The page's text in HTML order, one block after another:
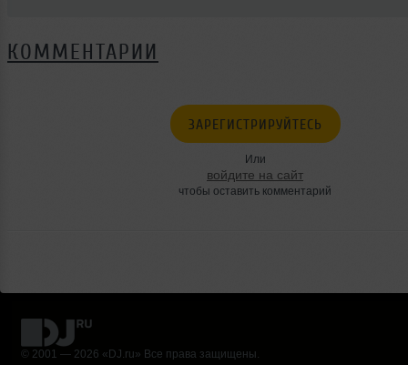
КОММЕНТАРИИ
ЗАРЕГИСТРИРУЙТЕСЬ
Или
войдите на сайт
чтобы оставить комментарий
© 2001 — 2026 «DJ.ru» Все права защищены.